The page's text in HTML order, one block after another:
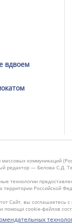
вдвоем
коммуникаций
редактор — Белова С.Д.
технологии
Российской
Сайт, вы соглашаетесь
помощи cookie-файлов